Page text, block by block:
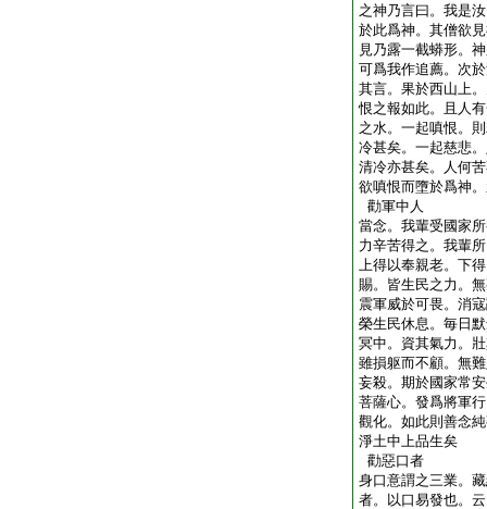
之神乃言曰。我是
於此爲神。其僧欲
見乃露一截蟒形。
可爲我作追薦。次
其言。果於西山上
恨之報如此。且人
之水。一起嗔恨。
冷甚矣。一起慈悲
清冷亦甚矣。人何
欲嗔恨而墮於爲神
勸軍中人
當念。我輩受國家
力辛苦得之。我輩
上得以奉親老。下
賜。皆生民之力。
震軍威於可畏。消
榮生民休息。毎日
冥中。資其氣力。
雖損躯而不顧。無
妄殺。期於國家常
菩薩心。發爲將軍
觀化。如此則善念
淨土中上品生矣
勸惡口者
身口意謂之三業。
者。以口易發也。